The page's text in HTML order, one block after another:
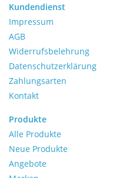
Waagen
Zentrifugen
Yellow Sub
Medizin
Laborgeräten bewerten
Kundendienst
Impressum
AGB
Widerrufsbelehrung
Datenschutzerklärung
Zahlungsarten
Kontakt
Produkte
Alle Produkte
Neue Produkte
Angebote